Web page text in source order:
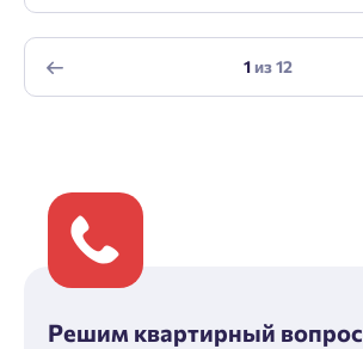
1из12
Решим квартирный вопрос